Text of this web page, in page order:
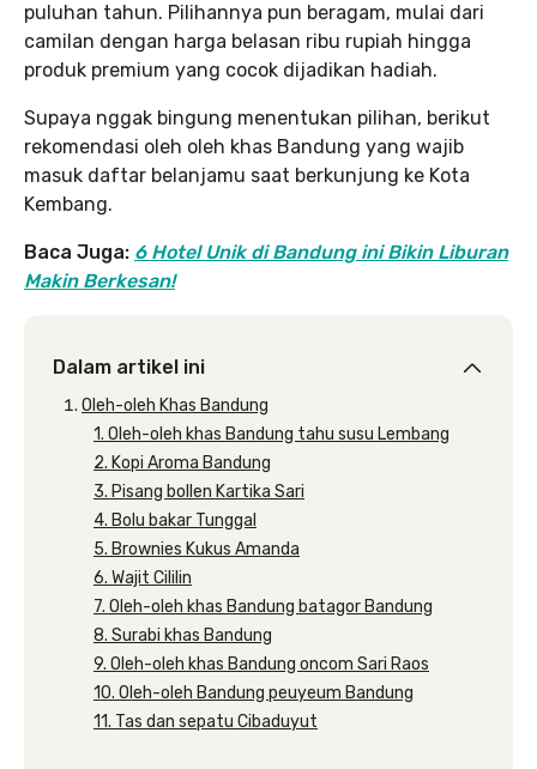
puluhan tahun. Pilihannya pun beragam, mulai dari
camilan dengan harga belasan ribu rupiah hingga
produk premium yang cocok dijadikan hadiah.
Supaya nggak bingung menentukan pilihan, berikut
rekomendasi oleh oleh khas Bandung yang wajib
masuk daftar belanjamu saat berkunjung ke Kota
Kembang.
Baca Juga: 6 Hotel Unik di Bandung ini Bikin Liburan
Makin Berkesan!
Dalam artikel ini
Oleh-oleh Khas Bandung
1. Oleh-oleh khas Bandung tahu susu Lembang
2. Kopi Aroma Bandung
3. Pisang bollen Kartika Sari
4. Bolu bakar Tunggal
5. Brownies Kukus Amanda
6. Wajit Cililin
7. Oleh-oleh khas Bandung batagor Bandung
8. Surabi khas Bandung
9. Oleh-oleh khas Bandung oncom Sari Raos
10. Oleh-oleh Bandung peuyeum Bandung
11. Tas dan sepatu Cibaduyut